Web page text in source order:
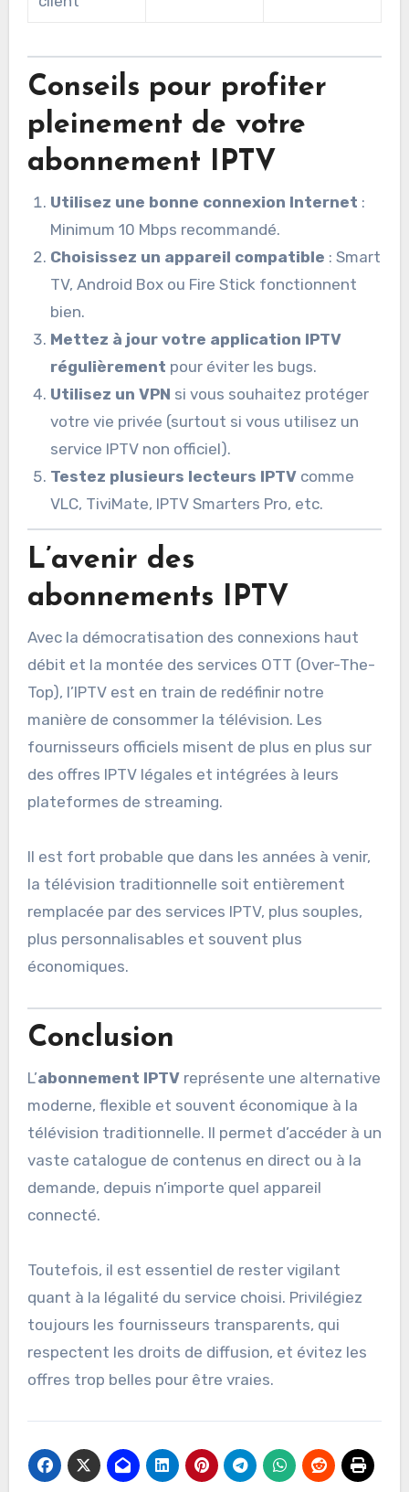
Conseils pour profiter
pleinement de votre
abonnement IPTV
Utilisez une bonne connexion Internet :
Minimum 10 Mbps recommandé.
Choisissez un appareil compatible : Smart
TV, Android Box ou Fire Stick fonctionnent
bien.
Mettez à jour votre application IPTV
régulièrement pour éviter les bugs.
Utilisez un VPN si vous souhaitez protéger
votre vie privée (surtout si vous utilisez un
service IPTV non officiel).
Testez plusieurs lecteurs IPTV comme
VLC, TiviMate, IPTV Smarters Pro, etc.
L’avenir des
abonnements IPTV
Avec la démocratisation des connexions haut
débit et la montée des services OTT (Over-The-
Top), l’IPTV est en train de redéfinir notre
manière de consommer la télévision. Les
fournisseurs officiels misent de plus en plus sur
des offres IPTV légales et intégrées à leurs
plateformes de streaming.
Il est fort probable que dans les années à venir,
la télévision traditionnelle soit entièrement
remplacée par des services IPTV, plus souples,
plus personnalisables et souvent plus
économiques.
Conclusion
L’abonnement IPTVreprésente une alternative
moderne, flexible et souvent économique à la
télévision traditionnelle. Il permet d’accéder à un
vaste catalogue de contenus en direct ou à la
demande, depuis n’importe quel appareil
connecté.
Toutefois, il est essentiel de rester vigilant
quant à la légalité du service choisi. Privilégiez
toujours les fournisseurs transparents, qui
respectent les droits de diffusion, et évitez les
offres trop belles pour être vraies.